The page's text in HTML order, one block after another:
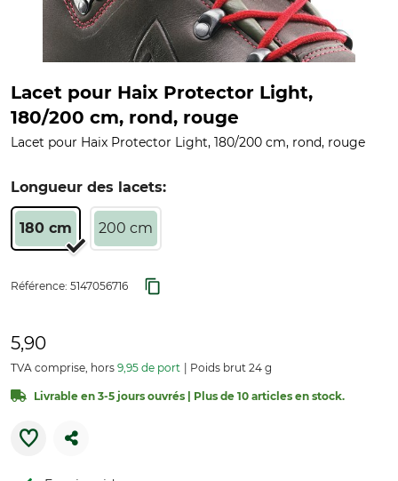
Lacet pour Haix Protector Light,
180/200 cm, rond, rouge
Lacet pour Haix Protector Light, 180/200 cm, rond, rouge
Longueur des lacets:
180 cm 200 cm
Référence: 5147056716
5,90
TVA comprise, hors 9,95 de port Poids brut 24 g
Livrable en 3-5 jours ouvrés | Plus de 10 articles en stock.